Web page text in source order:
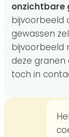
onzichtbare
bijvoorbeeld
gewassen
bijvoorbeeld
deze
toch in